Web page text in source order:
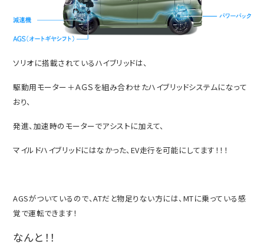
ソリオに搭載されているハイブリッドは、
駆動用モーター＋ＡＧＳを組み合わせたハイブリッドシステムになって
おり、
発進、加速時のモーターでアシストに加えて、
マイルドハイブリッドにはなかった、EV走行を可能にしてます！！！
AGSがついているので、ATだと物足りない方には、MTに乗っている感
覚で運転できます！
なんと！！